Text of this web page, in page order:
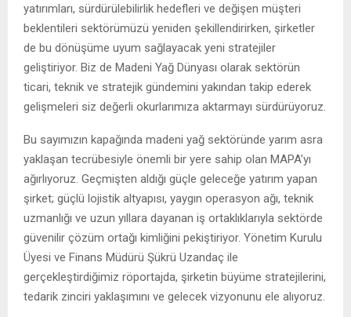
yatırımları, sürdürülebilirlik hedefleri ve değişen müşteri
beklentileri sektörümüzü yeniden şekillendirirken, şirketler
de bu dönüşüme uyum sağlayacak yeni stratejiler
geliştiriyor. Biz de Madeni Yağ Dünyası olarak sektörün
ticari, teknik ve stratejik gündemini yakından takip ederek
gelişmeleri siz değerli okurlarımıza aktarmayı sürdürüyoruz.
Bu sayımızın kapağında madeni yağ sektöründe yarım asra
yaklaşan tecrübesiyle önemli bir yere sahip olan MAPA’yı
ağırlıyoruz. Geçmişten aldığı güçle geleceğe yatırım yapan
şirket; güçlü lojistik altyapısı, yaygın operasyon ağı, teknik
uzmanlığı ve uzun yıllara dayanan iş ortaklıklarıyla sektörde
güvenilir çözüm ortağı kimliğini pekiştiriyor. Yönetim Kurulu
Üyesi ve Finans Müdürü Şükrü Uzandaç ile
gerçekleştirdiğimiz röportajda, şirketin büyüme stratejilerini,
tedarik zinciri yaklaşımını ve gelecek vizyonunu ele alıyoruz.